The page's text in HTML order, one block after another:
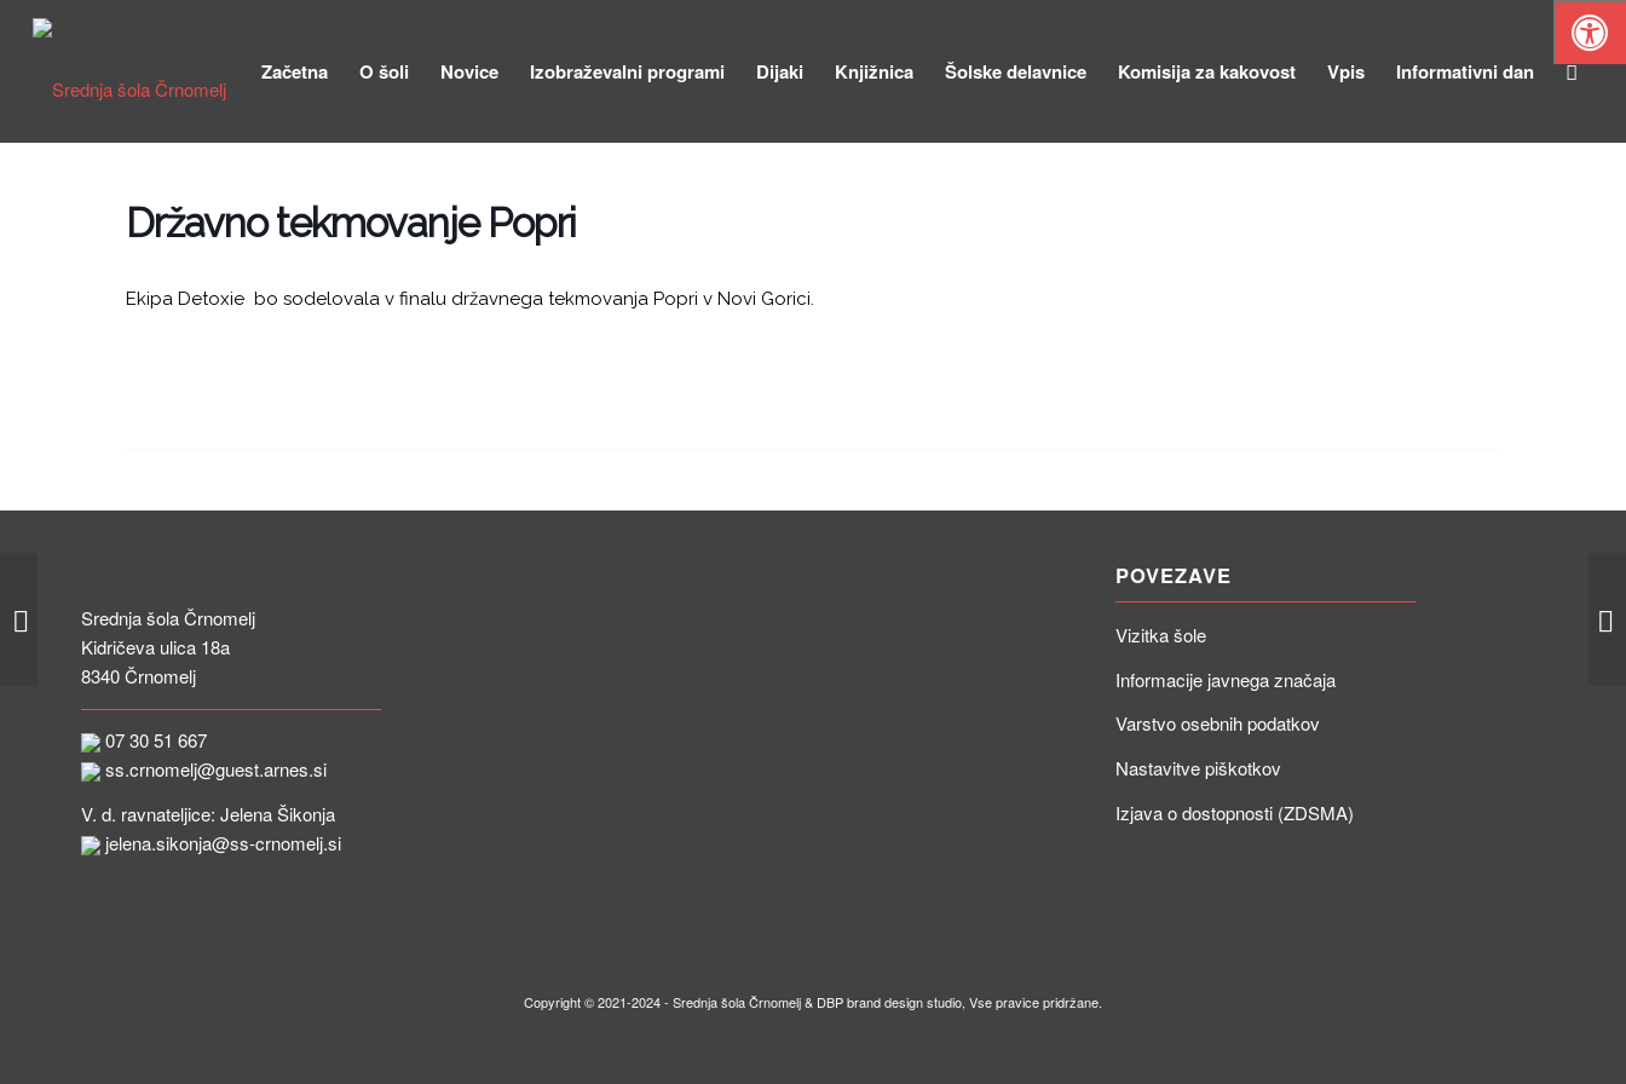
Začetna O šoli Novice Izobraževalni programi Dijaki Knjižnica Šolske delavnice Komisija za kakovost Vpis Informativni dan
Državno tekmovanje Popri
Ekipa Detoxie bo sodelovala v finalu državnega tekmovanja Popri v Novi Gorici.
Srednja šola Črnomelj
Kidričeva ulica 18a
8340 Črnomelj
07 30 51 667
ss.crnomelj@guest.arnes.si
V. d. ravnateljice: Jelena Šikonja
jelena.sikonja@ss-crnomelj.si
POVEZAVE
Vizitka šole
Informacije javnega značaja
Varstvo osebnih podatkov
Nastavitve piškotkov
Izjava o dostopnosti (ZDSMA)
Copyright © 2021-2024 - Srednja šola Črnomelj & DBP brand design studio, Vse pravice pridržane.
Strokovna ekskurzija za 2.ST in 4.ST